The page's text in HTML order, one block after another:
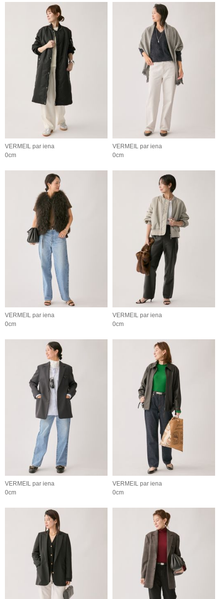
VERMEIL par iena
0cm
VERMEIL par iena
0cm
VERMEIL par iena
0cm
VERMEIL par iena
0cm
VERMEIL par iena
0cm
VERMEIL par iena
0cm